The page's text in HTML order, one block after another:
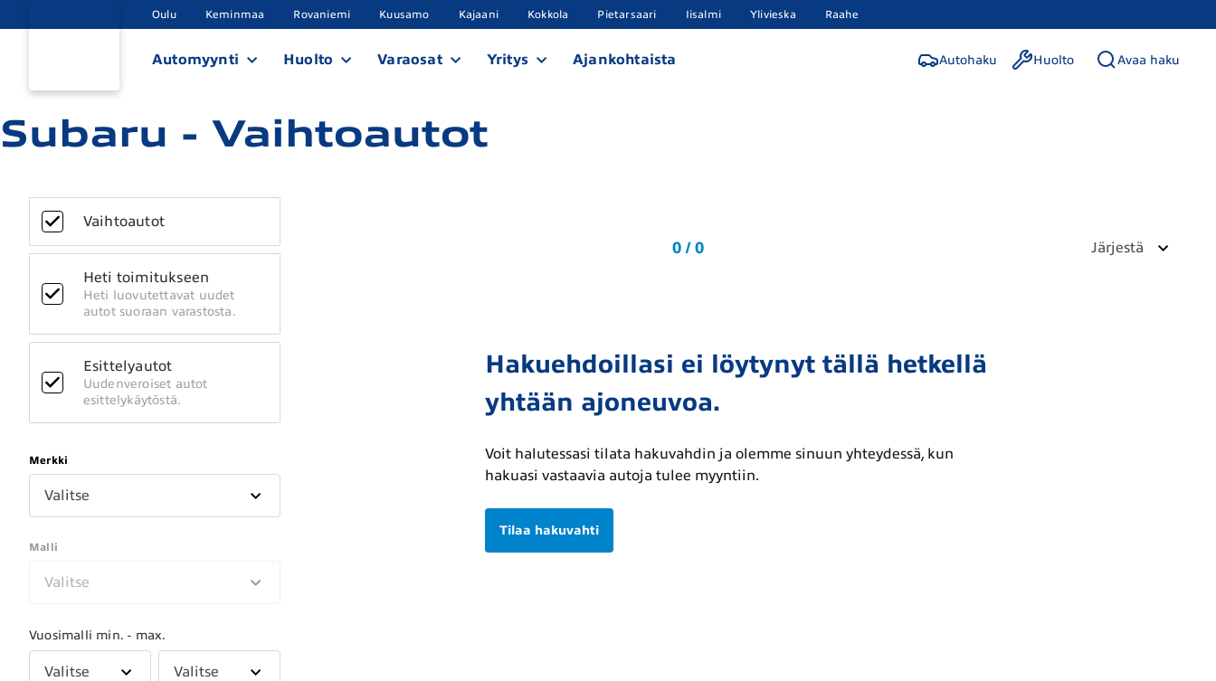
Oulu Keminmaa Rovaniemi Kuusamo Kajaani Kokkola Pietarsaari Iisalmi Ylivieska Raahe
Automyynti Huolto Varaosat Yritys Ajankohtaista Autohaku Huolto Avaa haku
Subaru - Vaihtoautot
Vaihtoautot
Heti toimitukseen
Heti luovutettavat uudet
autot suoraan varastosta.
Esittelyautot
Uudenveroiset autot
esittelykäytöstä.
Merkki
Valitse
Malli
Valitse
Vuosimalli min. - max.
Valitse Valitse
0 / 0 Järjestä
Hakuehdoillasi ei löytynyt tällä hetkellä
yhtään ajoneuvoa.
Voit halutessasi tilata hakuvahdin ja olemme sinuun yhteydessä, kun
hakuasi vastaavia autoja tulee myyntiin.
Tilaa hakuvahti